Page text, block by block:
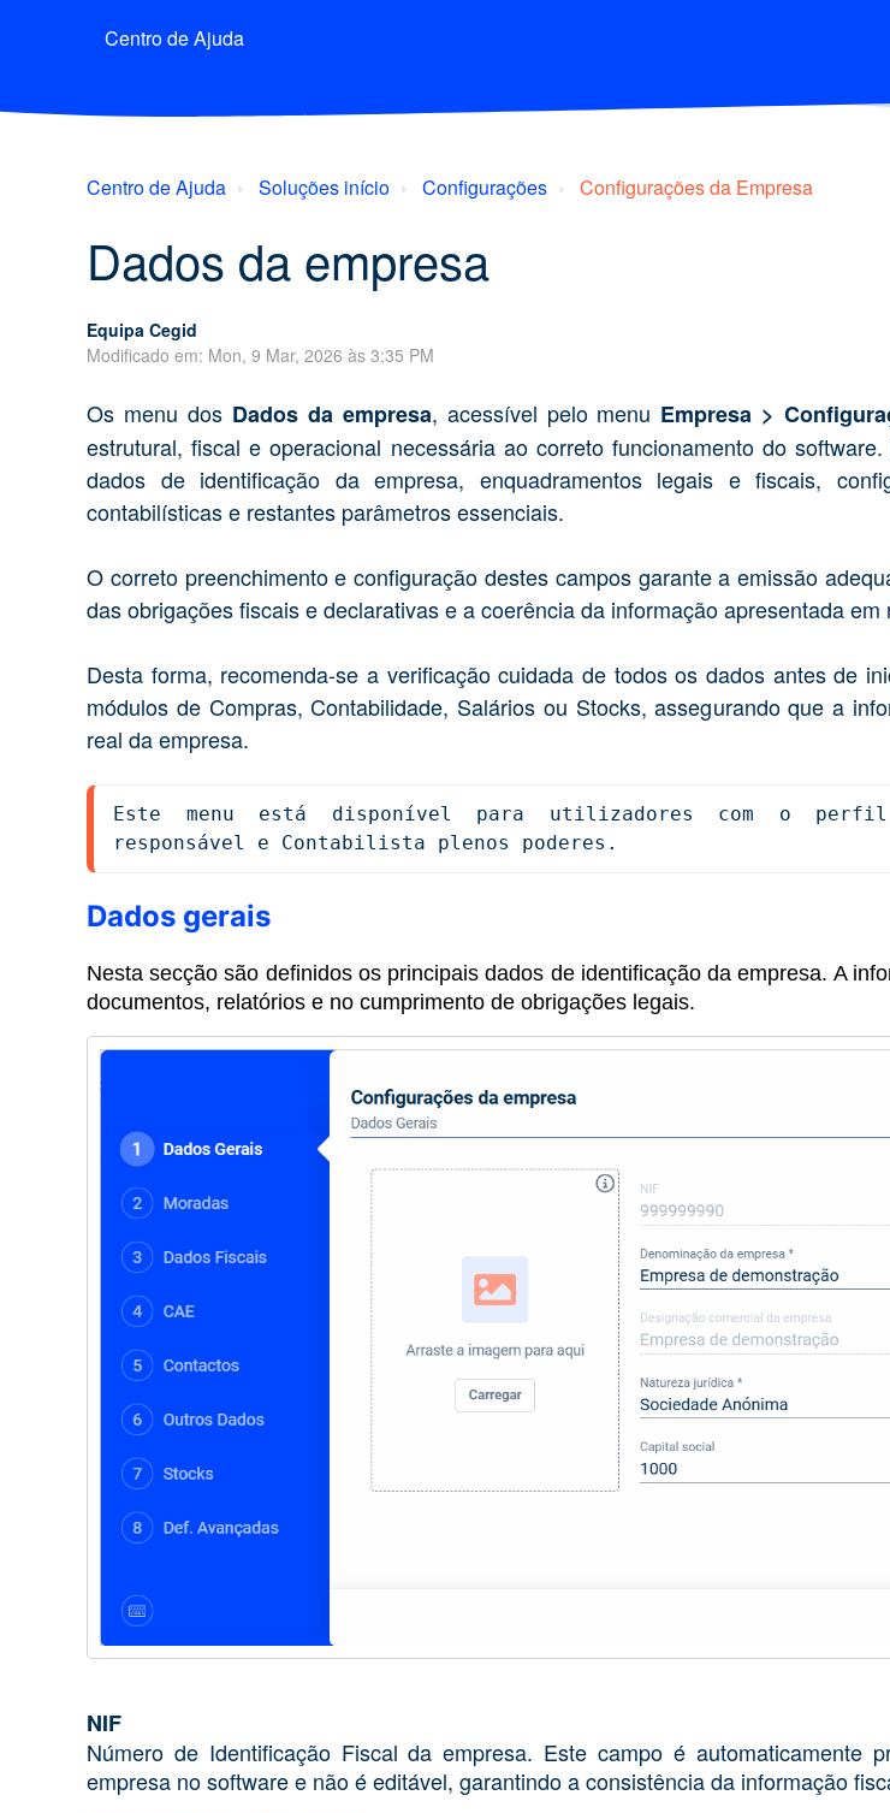
Centro de Ajuda
Centro de Ajuda Soluções início Configurações Configurações da Empresa
Dados da empresa
Equipa Cegid
Modificado em: Mon, 9 Mar, 2026 às 3:35 PM
Os menu dos Dados da empresa, acessível pelo menu Empresa >
estrutural, fiscal e operacional necessária ao correto funcionamento do
dados de identificação da empresa, enquadramentos legais e fiscais,
contabilísticas e restantes parâmetros essenciais.
O correto preenchimento e configuração destes campos garante a emissão
das obrigações fiscais e declarativas e a coerência da informação apresentada
Desta forma, recomenda-se a verificação cuidada de todos os dados antes de
módulos de Compras, Contabilidade, Salários ou Stocks, assegurando que a
real da empresa.
Este menu está disponível para utilizadores com o perfil
responsável e Contabilista plenos poderes.
Dados gerais
Nesta secção são definidos os principais dados de identificação da empresa. A
documentos, relatórios e no cumprimento de obrigações legais.
NIF
Número de Identificação Fiscal da empresa. Este campo é automaticamente
empresa no software e não é editável, garantindo a consistência da informação